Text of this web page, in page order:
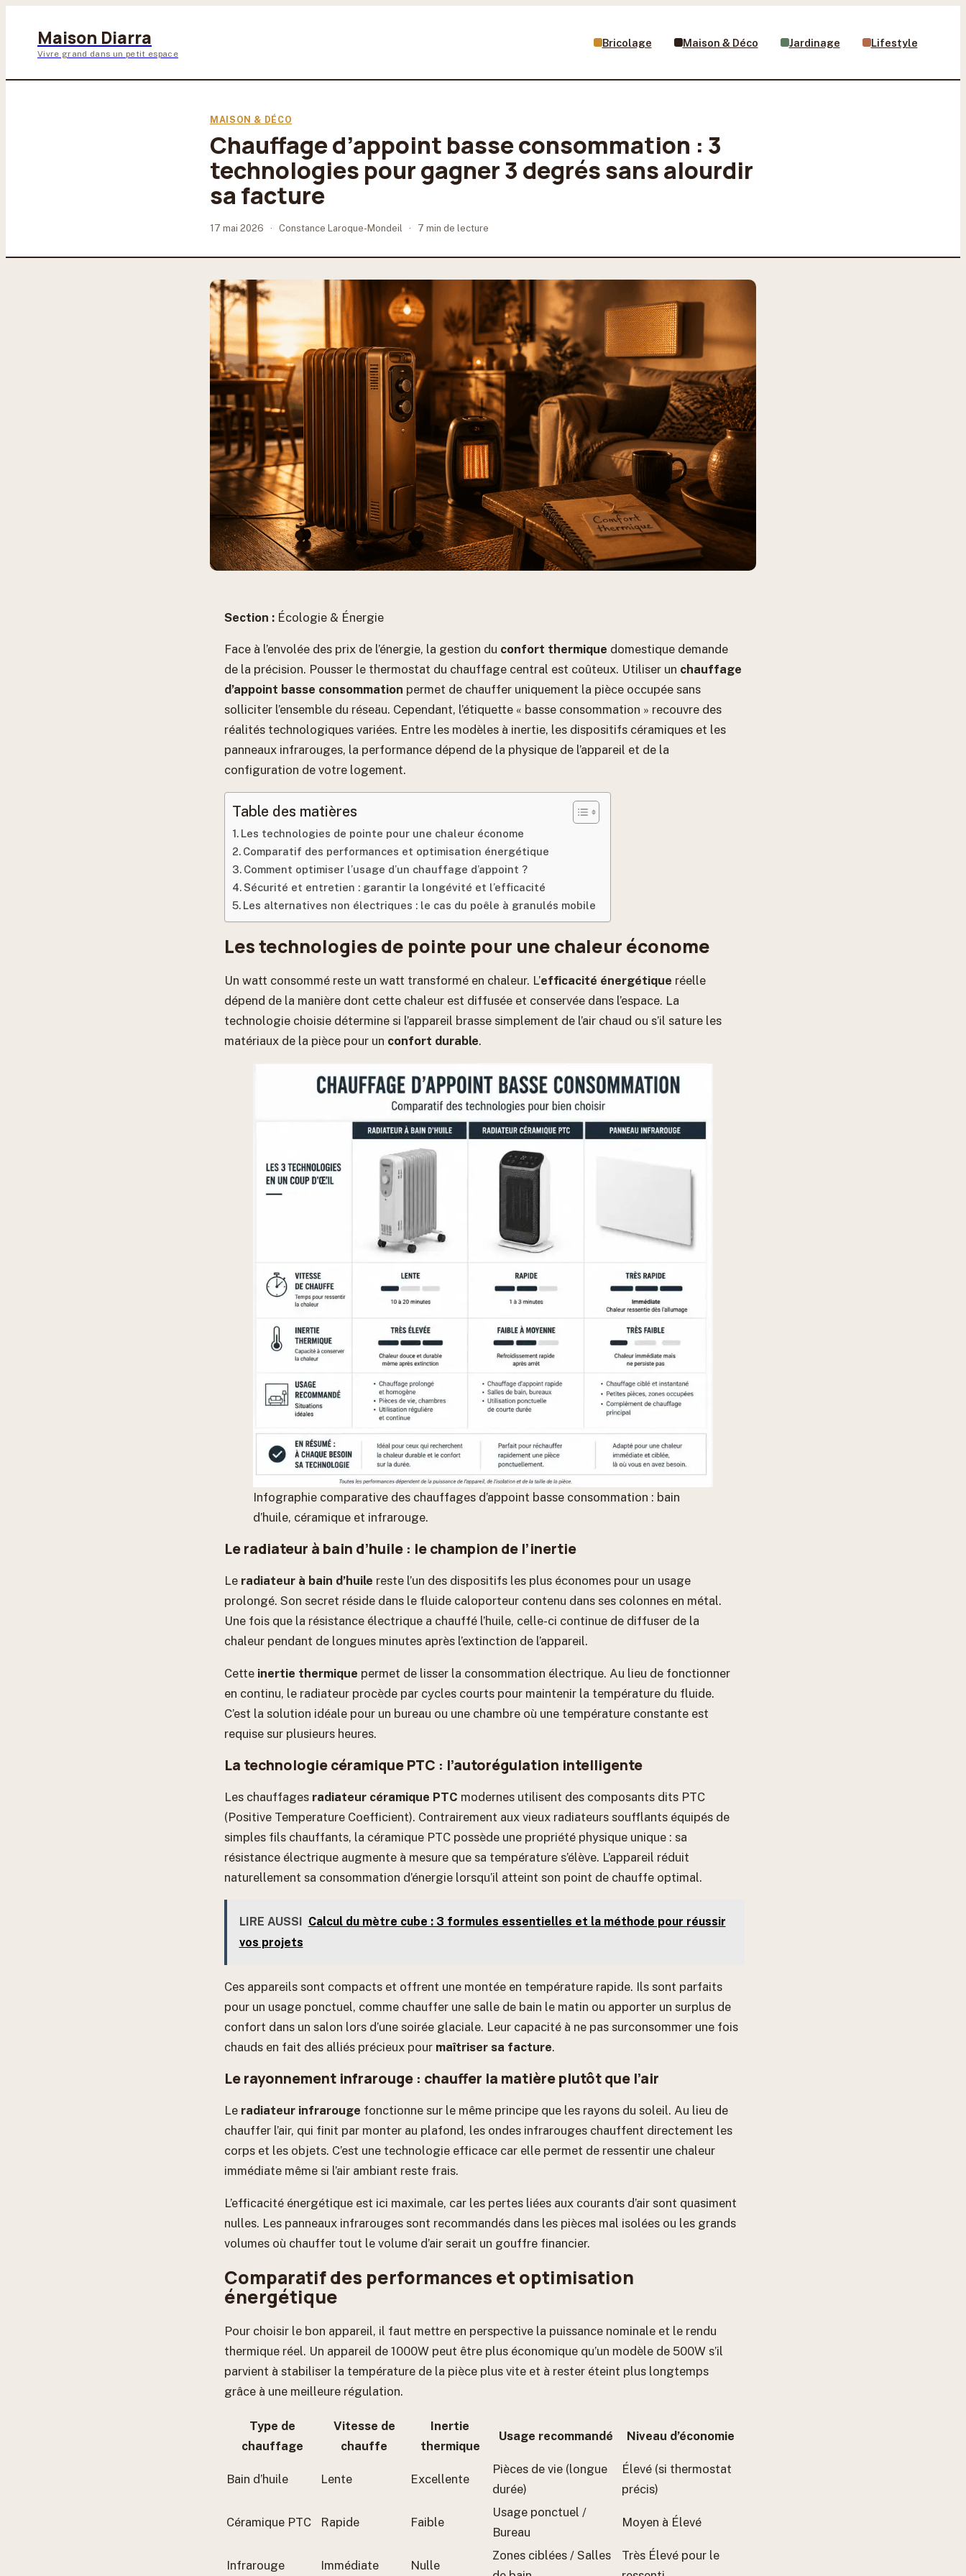
Maison Diarra
Vivre grand dans un petit espace
Bricolage Maison & Déco Jardinage Lifestyle
MAISON & DÉCO
Chauffage d’appoint basse consommation : 3
technologies pour gagner 3 degrés sans alourdir
sa facture
17 mai 2026 · Constance Laroque-Mondeil · 7 min de lecture
Section : Écologie & Énergie
Face à l’envolée des prix de l’énergie, la gestion du confort thermique domestique demande
de la précision. Pousser le thermostat du chauffage central est coûteux. Utiliser un chauffage
d’appoint basse consommation permet de chauffer uniquement la pièce occupée sans
solliciter l’ensemble du réseau. Cependant, l’étiquette « basse consommation » recouvre des
réalités technologiques variées. Entre les modèles à inertie, les dispositifs céramiques et les
panneaux infrarouges, la performance dépend de la physique de l’appareil et de la
configuration de votre logement.
Table des matières
Les technologies de pointe pour une chaleur économe
Comparatif des performances et optimisation énergétique
Comment optimiser l’usage d’un chauffage d’appoint ?
Sécurité et entretien : garantir la longévité et l’efficacité
Les alternatives non électriques : le cas du poêle à granulés mobile
Les technologies de pointe pour une chaleur économe
Un watt consommé reste un watt transformé en chaleur. L’efficacité énergétique réelle
dépend de la manière dont cette chaleur est diffusée et conservée dans l’espace. La
technologie choisie détermine si l’appareil brasse simplement de l’air chaud ou s’il sature les
matériaux de la pièce pour un confort durable.
Infographie comparative des chauffages d’appoint basse consommation : bain
d’huile, céramique et infrarouge.
Le radiateur à bain d’huile : le champion de l’inertie
Le radiateur à bain d’huile reste l’un des dispositifs les plus économes pour un usage
prolongé. Son secret réside dans le fluide caloporteur contenu dans ses colonnes en métal.
Une fois que la résistance électrique a chauffé l’huile, celle-ci continue de diffuser de la
chaleur pendant de longues minutes après l’extinction de l’appareil.
Cette inertie thermique permet de lisser la consommation électrique. Au lieu de fonctionner
en continu, le radiateur procède par cycles courts pour maintenir la température du fluide.
C’est la solution idéale pour un bureau ou une chambre où une température constante est
requise sur plusieurs heures.
La technologie céramique PTC : l’autorégulation intelligente
Les chauffages radiateur céramique PTC modernes utilisent des composants dits PTC
(Positive Temperature Coefficient). Contrairement aux vieux radiateurs soufflants équipés de
simples fils chauffants, la céramique PTC possède une propriété physique unique : sa
résistance électrique augmente à mesure que sa température s’élève. L’appareil réduit
naturellement sa consommation d’énergie lorsqu’il atteint son point de chauffe optimal.
LIRE AUSSI Calcul du mètre cube : 3 formules essentielles et la méthode pour réussir
vos projets
Ces appareils sont compacts et offrent une montée en température rapide. Ils sont parfaits
pour un usage ponctuel, comme chauffer une salle de bain le matin ou apporter un surplus de
confort dans un salon lors d’une soirée glaciale. Leur capacité à ne pas surconsommer une fois
chauds en fait des alliés précieux pour maîtriser sa facture.
Le rayonnement infrarouge : chauffer la matière plutôt que l’air
Le radiateur infrarouge fonctionne sur le même principe que les rayons du soleil. Au lieu de
chauffer l’air, qui finit par monter au plafond, les ondes infrarouges chauffent directement les
corps et les objets. C’est une technologie efficace car elle permet de ressentir une chaleur
immédiate même si l’air ambiant reste frais.
L’efficacité énergétique est ici maximale, car les pertes liées aux courants d’air sont quasiment
nulles. Les panneaux infrarouges sont recommandés dans les pièces mal isolées ou les grands
volumes où chauffer tout le volume d’air serait un gouffre financier.
Comparatif des performances et optimisation
énergétique
Pour choisir le bon appareil, il faut mettre en perspective la puissance nominale et le rendu
thermique réel. Un appareil de 1000W peut être plus économique qu’un modèle de 500W s’il
parvient à stabiliser la température de la pièce plus vite et à rester éteint plus longtemps
grâce à une meilleure régulation.
Type de
chauffage
Vitesse de
chauffe
Inertie
thermique
Usage recommandé Niveau d’économie
Bain d’huile Lente Excellente
Pièces de vie (longue
durée)
Élevé (si thermostat
précis)
Céramique PTC Rapide Faible
Usage ponctuel /
Bureau
Moyen à Élevé
Infrarouge Immédiate Nulle
Zones ciblées / Salles
Très Élevé pour le